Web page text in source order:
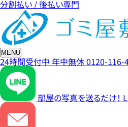
分割払い / 後払い専門
MENU
24時間受付中 年中無休0120-116-
部屋の写真を送るだけ！